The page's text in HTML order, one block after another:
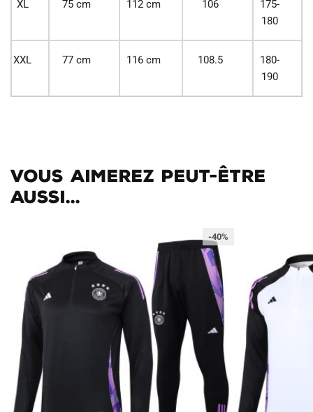
XL 75 cm 112 cm 106
175-
180
XXL 77 cm 116 cm 108.5
180-
190
Vous aimerez peut-être
aussi...
-40%